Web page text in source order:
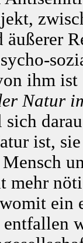
äußerer
ihm
Natur
ist,
mehr
ein